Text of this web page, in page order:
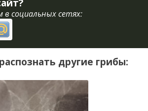
в социальных сетях:
другие грибы: